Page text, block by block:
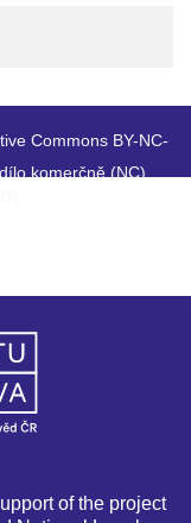
Commons BY-NC-
komerčně (NC),
of the project